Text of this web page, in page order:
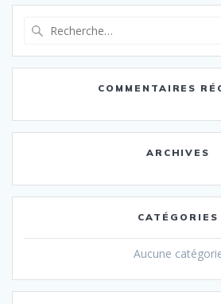
:
COMMENTAIRES
ARCHIVES
CATÉGORIES
Aucune